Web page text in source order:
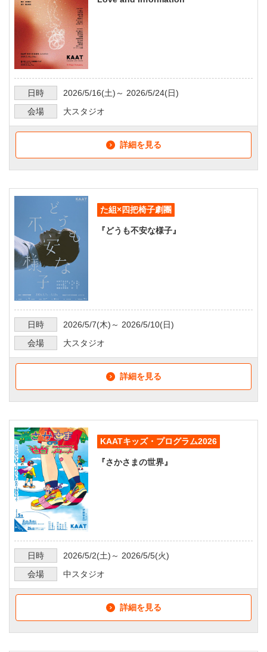
日時 2026/5/16(土)～ 2026/5/24(日)
会場
大スタジオ
詳細を見る
た組×四把椅子劇團
『どうも不安な様子』
日時 2026/5/7(木)～ 2026/5/10(日)
会場
大スタジオ
詳細を見る
KAATキッズ・プログラム2026
『さかさまの世界』
日時 2026/5/2(土)～ 2026/5/5(火)
会場
中スタジオ
詳細を見る